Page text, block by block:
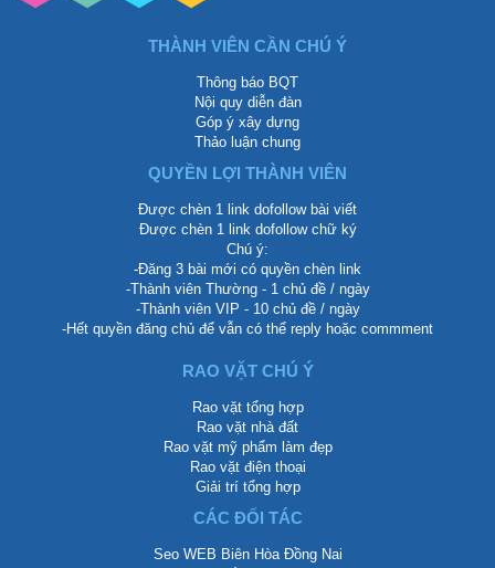
THÀNH VIÊN CẦN CHÚ Ý
Thông báo BQT
Nội quy diễn đàn
Góp ý xây dựng
Thảo luận chung
QUYỀN LỢI THÀNH VIÊN
Được chèn 1 link dofollow bài viết
Được chèn 1 link dofollow chữ ký
Chú ý:
-Đăng 3 bài mới có quyền chèn link
-Thành viên Thường - 1 chủ đề / ngày
-Thành viên VIP - 10 chủ đề / ngày
-Hết quyền đăng chủ để vẫn có thể reply hoặc commment
RAO VẶT CHÚ Ý
Rao vặt tổng hợp
Rao vặt nhà đất
Rao vặt mỹ phẩm làm đẹp
Rao vặt điện thoại
Giải trí tổng hợp
CÁC ĐỐI TÁC
Seo WEB Biên Hòa Đồng Nai